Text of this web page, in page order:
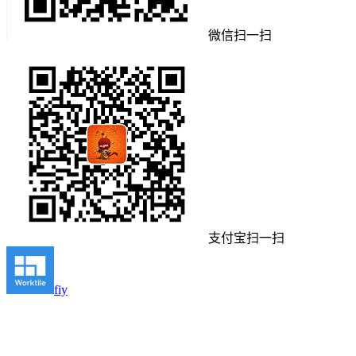
微信扫一扫
支付宝扫一扫
fiy